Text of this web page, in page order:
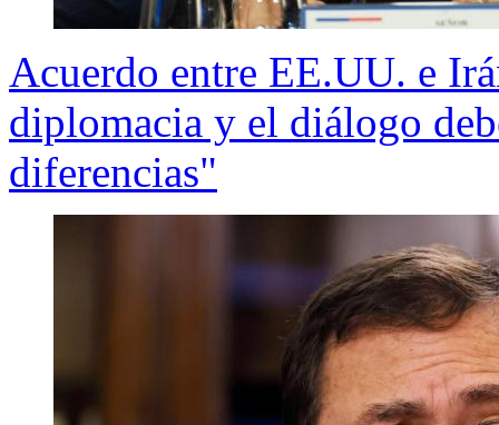
Acuerdo entre EE.UU. e
diplomacia y el diálogo
diferencias"